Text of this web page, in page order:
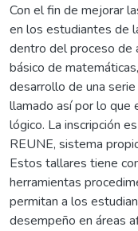
Con el fin de mejorar
en los estudiantes de
dentro del proceso de
básico de
desarrollo de una
llamado así por lo que
lógico. La inscripción
REUNE, sistema
Estos tallares tiene
herramientas
permitan a los
desempeño en áreas